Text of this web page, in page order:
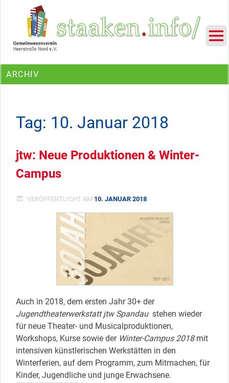
Ein Projekt des Gemeinwesenvereins Heerstraße Nord
ARCHIV
Tag: 10. Januar 2018
jtw: Neue Produktionen & Winter-
Campus
VERÖFFENTLICHT AM 10. JANUAR 2018
Auch in 2018, dem ersten Jahr 30+ der
Jugendtheaterwerkstatt jtw Spandaustehen wieder
für neue Theater- und Musicalproduktionen,
Workshops, Kurse sowie der Winter-Campus 2018mit
intensiven künstlerischen Werkstätten in den
Winterferien, auf dem Programm, zum Mitmachen, für
Kinder, Jugendliche und junge Erwachsene.